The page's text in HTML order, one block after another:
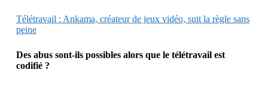
Télétravail : Ankama, créateur de jeux vidéo, suit la règle sans
peine
Des abus sont-ils possibles alors que le télétravail est
codifié ?